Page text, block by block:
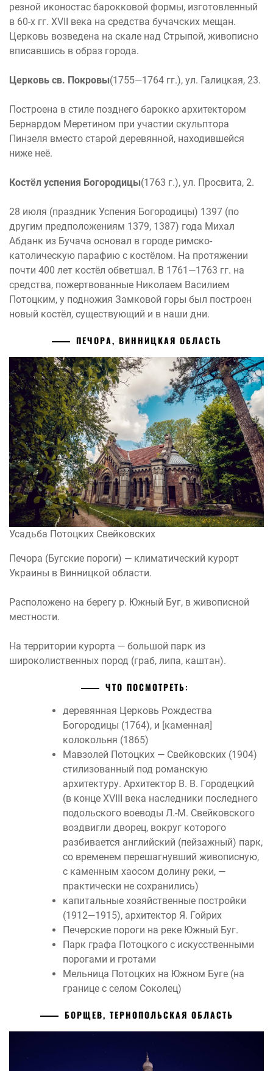
резной иконостас барокковой формы, изготовленный
в 60-х гг. XVII века на средства бучачских мещан.
Церковь возведена на скале над Стрыпой, живописно
вписавшись в образ города.
Церковь св. Покровы(1755—1764 гг.), ул. Галицкая, 23.
Построена в стиле позднего барокко архитектором
Бернардом Меретином при участии скульптора
Пинзеля вместо старой деревянной, находившейся
ниже неё.
Костёл успения Богородицы(1763 г.), ул. Просвита, 2.
28 июля (праздник Успения Богородицы) 1397 (по
другим предположениям 1379, 1387) года Михал
Абданк из Бучача основал в городе римско-
католическую парафию с костёлом. На протяжении
почти 400 лет костёл обветшал. В 1761—1763 гг. на
средства, пожертвованные Николаем Василием
Потоцким, у подножия Замковой горы был построен
новый костёл, существующий и в наши дни.
ПЕЧОРА, ВИННИЦКАЯ ОБЛАСТЬ
Усадьба Потоцких Свейковских
Печора (Бугские пороги) — климатический курорт
Украины в Винницкой области.
Расположено на берегу р. Южный Буг, в живописной
местности.
На территории курорта — большой парк из
широколиственных пород (граб, липа, каштан).
ЧТО ПОСМОТРЕТЬ:
деревянная Церковь Рождества
Богородицы (1764), и [каменная]
колокольня (1865)
Мавзолей Потоцких — Свейковских (1904)
стилизованный под романскую
архитектуру. Архитектор В. В. Городецкий
(в конце XVIII века наследники последнего
подольского воеводы Л.-М. Свейковского
воздвигли дворец, вокруг которого
разбивается английский (пейзажный) парк,
со временем перешагнувший живописную,
с каменным хаосом долину реки, —
практически не сохранились)
капитальные хозяйственные постройки
(1912—1915), архитектор Я. Гойрих
Печерские пороги на реке Южный Буг.
Парк графа Потоцкого с искусственными
порогами и гротами
Мельница Потоцких на Южном Буге (на
границе с селом Соколец)
БОРЩЕВ, ТЕРНОПОЛЬСКАЯ ОБЛАСТЬ